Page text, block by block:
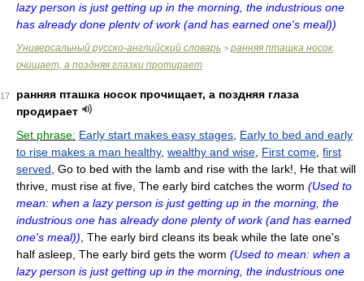
lazy person is just getting up in the morning, the industrious one
has already done plentv of work (and has earned one's meal))
Универсальный русско-английский словарь > ранняя пташка носок
очищает, а поздняя глазки протирает
17
ранняя пташка носок прочищает, а поздняя глаза
продирает
Set phrase: Early start makes easy stages Early to bed and early
to rise makes a man healthy, wealthy and wise First come first
served , Go to bed with the lamb and rise with the lark!, He that will
thrive, must rise at five, The early bird catches the worm (Used to
mean: when a lazy person is just getting up in the morning, the
industrious one has already done plenty of work (and has earned
one's meal)) , The early bird cleans its beak while the late one's
half asleep, The early bird gets the worm (Used to mean: when a
lazy person is just getting up in the morning, the industrious one